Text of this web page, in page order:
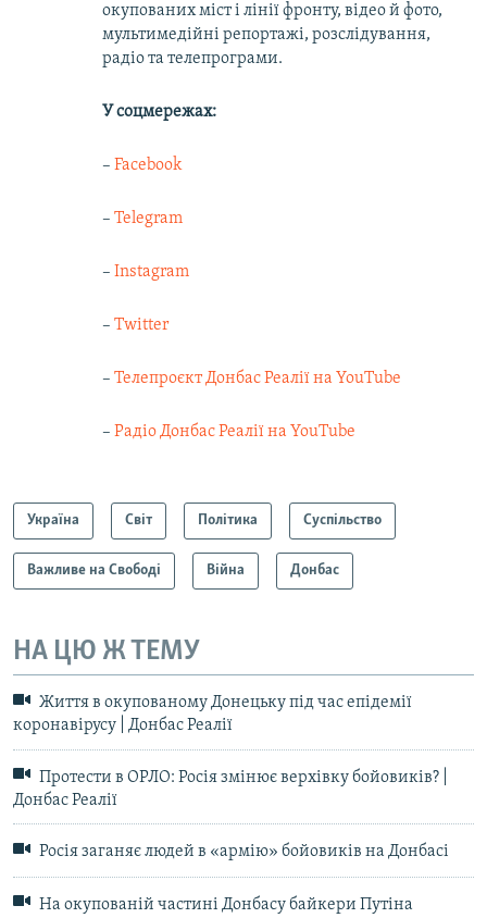
окупованих міст і лінії фронту, відео й фото,
мультимедійні репортажі, розслідування,
радіо та телепрограми.
У соцмережах:
– Facebook
– Telegram
– Instagram
– Twitter
– Телепроєкт Донбас Реалії на YouTube
– Радіо Донбас Реалії на YouTube
Україна Світ Політика Суспільство
Важливе на Свободі Війна Донбас
НА ЦЮ Ж ТЕМУ
Життя в окупованому Донецьку під час епідемії
коронавірусу | Донбас Реалії
Протести в ОРЛО: Росія змінює верхівку бойовиків? |
Донбас Реалії
Росія заганяє людей в «армію» бойовиків на Донбасі
На окупованій частині Донбасу байкери Путіна